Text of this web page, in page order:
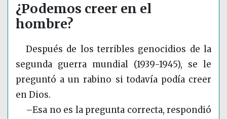
¿Podemos creer en el
hombre?
Después de los terribles genocidios de la
segunda guerra mundial (1939-1945), se le
preguntó a un rabino si todavía podía creer
en Dios.
–Esa no es la pregunta correcta, respondió